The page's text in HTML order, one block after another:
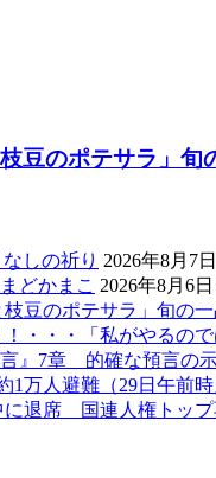
豆のポテサラ」旬
しの祈り 2026年8月7
どかまこ 2026年8月6日
豆のポテサラ」旬の一
・・・「私がやるので
』7章 的確な預言の
1万人避難（29日午前
に退席 国連人権トップ